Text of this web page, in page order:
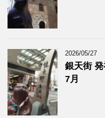
2026/05/27
銀天街
7月